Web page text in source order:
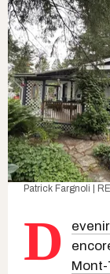
Patrick Fargnoli |
D